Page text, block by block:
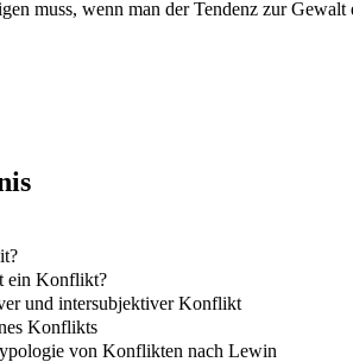
muss, wenn man der Tendenz zur
ein Konflikt?
und intersubjektiver Konflikt
Konflikts
von Konflikten nach Lewin